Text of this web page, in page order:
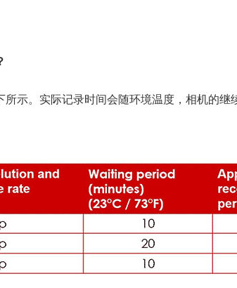
示。实际记录时间会随环境温度，相机的继